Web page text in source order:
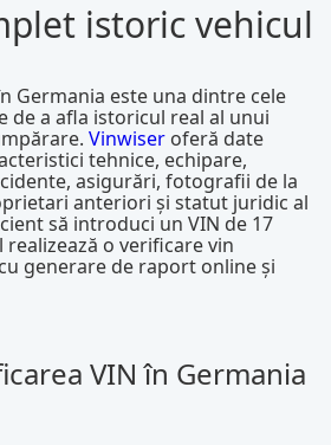
istoric vehicul
Germania este una dintre cele
de a afla istoricul real al unui
Vinwiser oferă date
tehnice, echipare,
asigurări, fotografii de la
anteriori și statut juridic al
să introduci un VIN de 17
o verificare vin
generare de raport online și
VIN în Germania